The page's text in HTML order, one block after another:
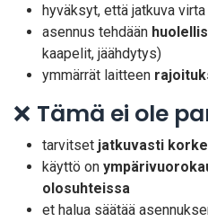
hyväksyt, että jatkuva
asennus tehdään
kaapelit, jäähdytys)
ymmärrät laitteen
❌ Tämä ei ole
tarvitset jatkuvasti
käyttö on
olosuhteissa
et halua säätää